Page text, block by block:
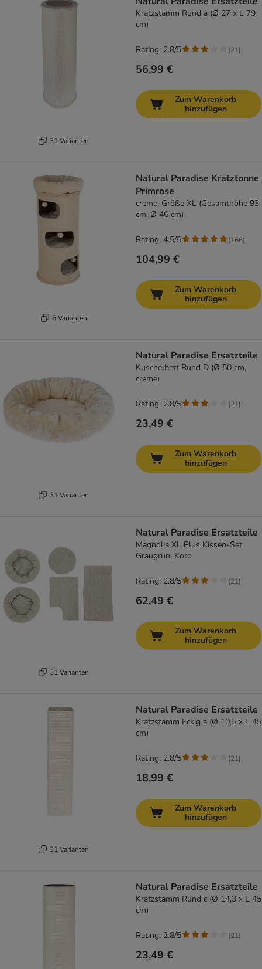
31 Varianten
Kratzstamm Rund a (Ø 27 x L 79
cm)
56,99 €
Rating: 2.8/5 (21)
Zum Warenkorb
hinzufügen
6 Varianten
Natural Paradise Kratztonne
Primrose
creme, Größe XL (Gesamthöhe 93
cm, Ø 46 cm)
104,99 €
Rating: 4.5/5 (166)
Zum Warenkorb
hinzufügen
31 Varianten
Natural Paradise Ersatzteile
Kuschelbett Rund D (Ø 50 cm,
creme)
23,49 €
Rating: 2.8/5 (21)
Zum Warenkorb
hinzufügen
31 Varianten
Natural Paradise Ersatzteile
Magnolia XL Plus Kissen-Set:
Graugrün, Kord
62,49 €
Rating: 2.8/5 (21)
Zum Warenkorb
hinzufügen
31 Varianten
Natural Paradise Ersatzteile
Kratzstamm Eckig a (Ø 10,5 x L 45
cm)
18,99 €
Rating: 2.8/5 (21)
Zum Warenkorb
hinzufügen
Natural Paradise Ersatzteile
Kratzstamm Rund c (Ø 14,3 x L 45
cm)
23,49 €
Rating: 2.8/5 (21)